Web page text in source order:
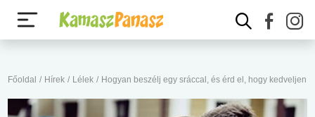
Főoldal / Hírek / Lélek / Hogyan beszélj egy sráccal, és érd el, hogy kedveljen